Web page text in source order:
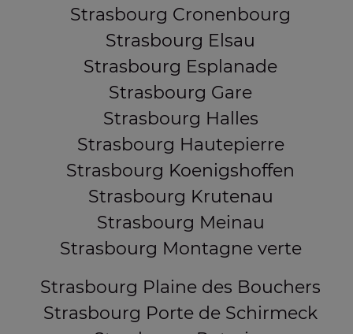
Strasbourg Cronenbourg
Strasbourg Elsau
Strasbourg Esplanade
Strasbourg Gare
Strasbourg Halles
Strasbourg Hautepierre
Strasbourg Koenigshoffen
Strasbourg Krutenau
Strasbourg Meinau
Strasbourg Montagne verte
Strasbourg Plaine des Bouchers
Strasbourg Porte de Schirmeck